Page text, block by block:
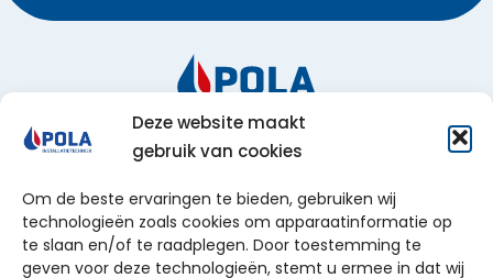
Deze website maakt
gebruik van cookies
Om de beste ervaringen te bieden, gebruiken wij
technologieën zoals cookies om apparaatinformatie op
te slaan en/of te raadplegen. Door toestemming te
geven voor deze technologieën, stemt u ermee in dat wij
Particulier
Zakelijk
Over ons